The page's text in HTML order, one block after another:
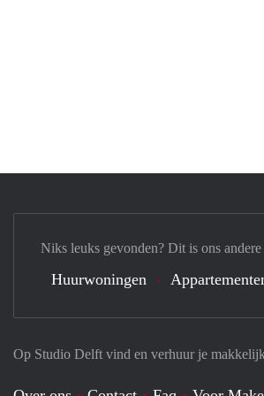
Op Studio Delft vind en verhuur je
Niks leuks gevonden? Dit is ons
Huurwoningen